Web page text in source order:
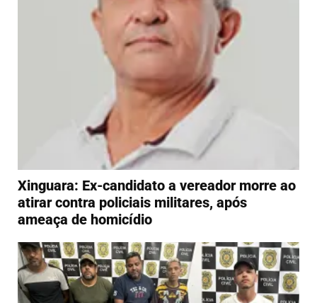
Xinguara: Ex-candidato a vereador morre ao
atirar contra policiais militares, após
ameaça de homicídio